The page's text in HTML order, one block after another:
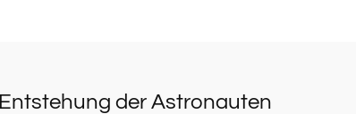
Entstehung der Astronauten